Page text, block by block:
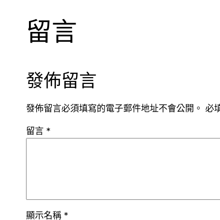
留言
發佈留言
發佈留言必須填寫的電子郵件地址不會公開。 必
留言 *
顯示名稱 *